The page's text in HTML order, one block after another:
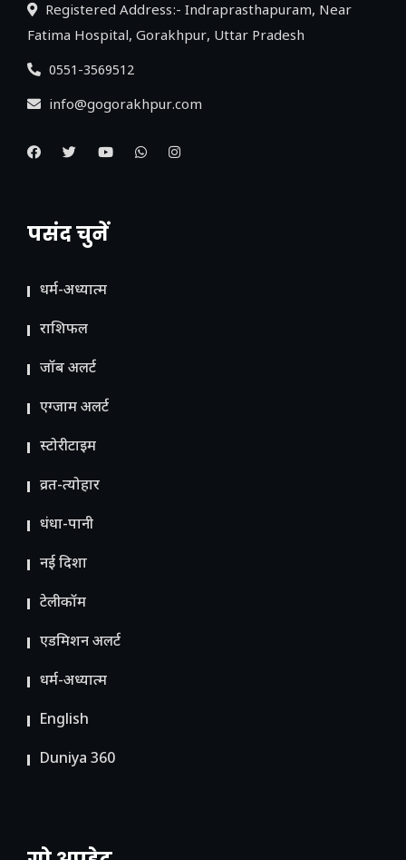
Registered Address:- Indraprasthapuram, Near
Fatima Hospital, Gorakhpur, Uttar Pradesh
0551-3569512
info@gogorakhpur.com
पसंद चुनें
धर्म-अध्यात्म
राशिफल
जॉब अलर्ट
एग्जाम अलर्ट
स्टोरीटाइम
व्रत-त्योहार
धंधा-पानी
नई दिशा
टेलीकॉम
ए​डमिशन अलर्ट
धर्म-अध्यात्म
English
Duniya 360